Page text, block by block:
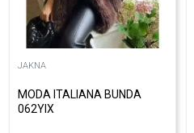
JAKNA
MODA ITALIANA BUNDA
062YIX